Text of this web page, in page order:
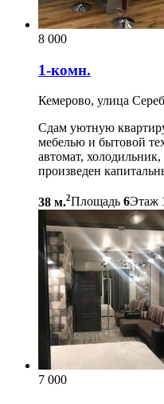
8 000
1-комн.
Кемерово, улица
Сдам уютную
мебелью и бытовой
автомат,
произведен
38 м.2Площадь 6Этаж
7 000